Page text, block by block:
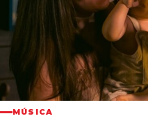
MÚSICA